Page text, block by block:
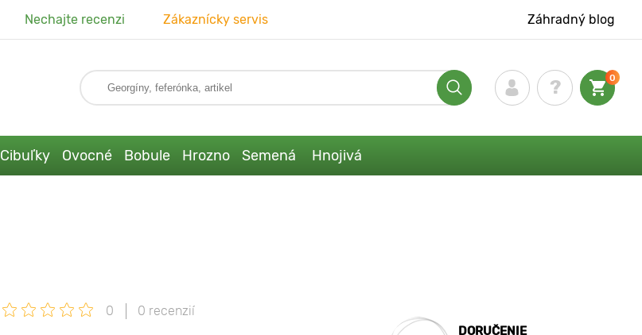
Nechajte recenzi Zákaznícky servis Záhradný blog
0
Cibuľky Ovocné Bobule Hrozno Semená Hnojivá
0 0 recenzií
DORUČENIE